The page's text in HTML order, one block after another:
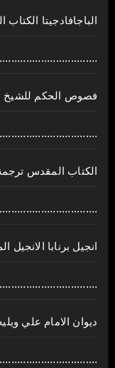
الباجافادجيتا
فصوص الحكم للشيخ
الكتاب المقدس
انجيل برنابا الانجيل
ديوان الامام علي